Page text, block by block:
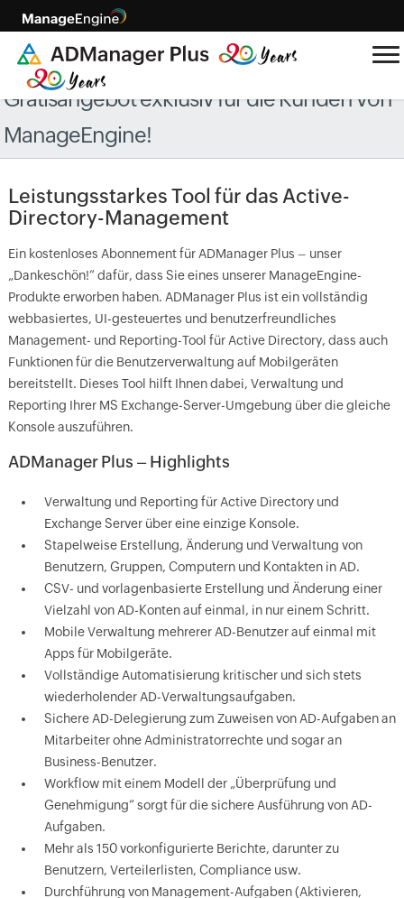
Gratisangebot exklusiv für die Kunden von
ManageEngine!
Leistungsstarkes Tool für das Active-
Directory-Management
Ein kostenloses Abonnement für ADManager Plus – unser
„Dankeschön!“ dafür, dass Sie eines unserer ManageEngine-
Produkte erworben haben. ADManager Plus ist ein vollständig
webbasiertes, UI-gesteuertes und benutzerfreundliches
Management- und Reporting-Tool für Active Directory, dass auch
Funktionen für die Benutzerverwaltung auf Mobilgeräten
bereitstellt. Dieses Tool hilft Ihnen dabei, Verwaltung und
Reporting Ihrer MS Exchange-Server-Umgebung über die gleiche
Konsole auszuführen.
ADManager Plus – Highlights
Verwaltung und Reporting für Active Directory und
Exchange Server über eine einzige Konsole.
Stapelweise Erstellung, Änderung und Verwaltung von
Benutzern, Gruppen, Computern und Kontakten in AD.
CSV- und vorlagenbasierte Erstellung und Änderung einer
Vielzahl von AD-Konten auf einmal, in nur einem Schritt.
Mobile Verwaltung mehrerer AD-Benutzer auf einmal mit
Apps für Mobilgeräte.
Vollständige Automatisierung kritischer und sich stets
wiederholender AD-Verwaltungsaufgaben.
Sichere AD-Delegierung zum Zuweisen von AD-Aufgaben an
Mitarbeiter ohne Administratorrechte und sogar an
Business-Benutzer.
Workflow mit einem Modell der „Überprüfung und
Genehmigung“ sorgt für die sichere Ausführung von AD-
Aufgaben.
Mehr als 150 vorkonfigurierte Berichte, darunter zu
Benutzern, Verteilerlisten, Compliance usw.
Durchführung von Management-Aufgaben (Aktivieren,